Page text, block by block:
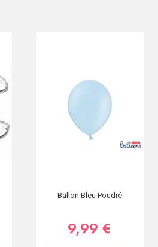
Ballon Bleu Poudré
9,99 €